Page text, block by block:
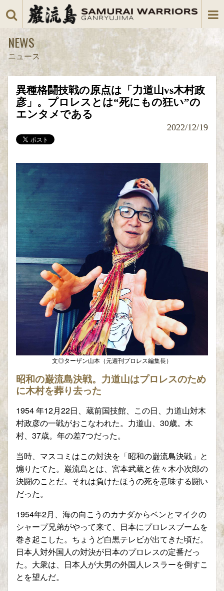
NEWS
ニュース
異種格闘技戦の原点は「力道山vs木村政
彦」。プロレスとは“死にもの狂い”の
エンタメである
2022/12/19
文◎ターザン山本（元週刊プロレス編集長）
昭和の巌流島決戦。力道山はプロレスのため
に木村を葬り去った
1954 年12月22日、蔵前国技館、この日、力道山対木
村政彦の一戦がおこなわれた。力道山、30歳。木
村、37歳。年の差7つだった。
当時、マスコミはこの対決を「昭和の巌流島決戦」と
煽りたてた。巌流島とは、宮本武蔵と佐々木小次郎の
決闘のことだ。それは負けたほうの死を意味する闘い
だった。
1954年2月、海の向こうのカナダからベンとマイクの
シャープ兄弟がやって来て、日本にプロレスブームを
巻き起こした。ちょうど白黒テレビが出てきた頃だ。
日本人対外国人の対決が日本のプロレスの定番だっ
た。大衆は、日本人が大男の外国人レスラーを倒すこ
とを望んだ。